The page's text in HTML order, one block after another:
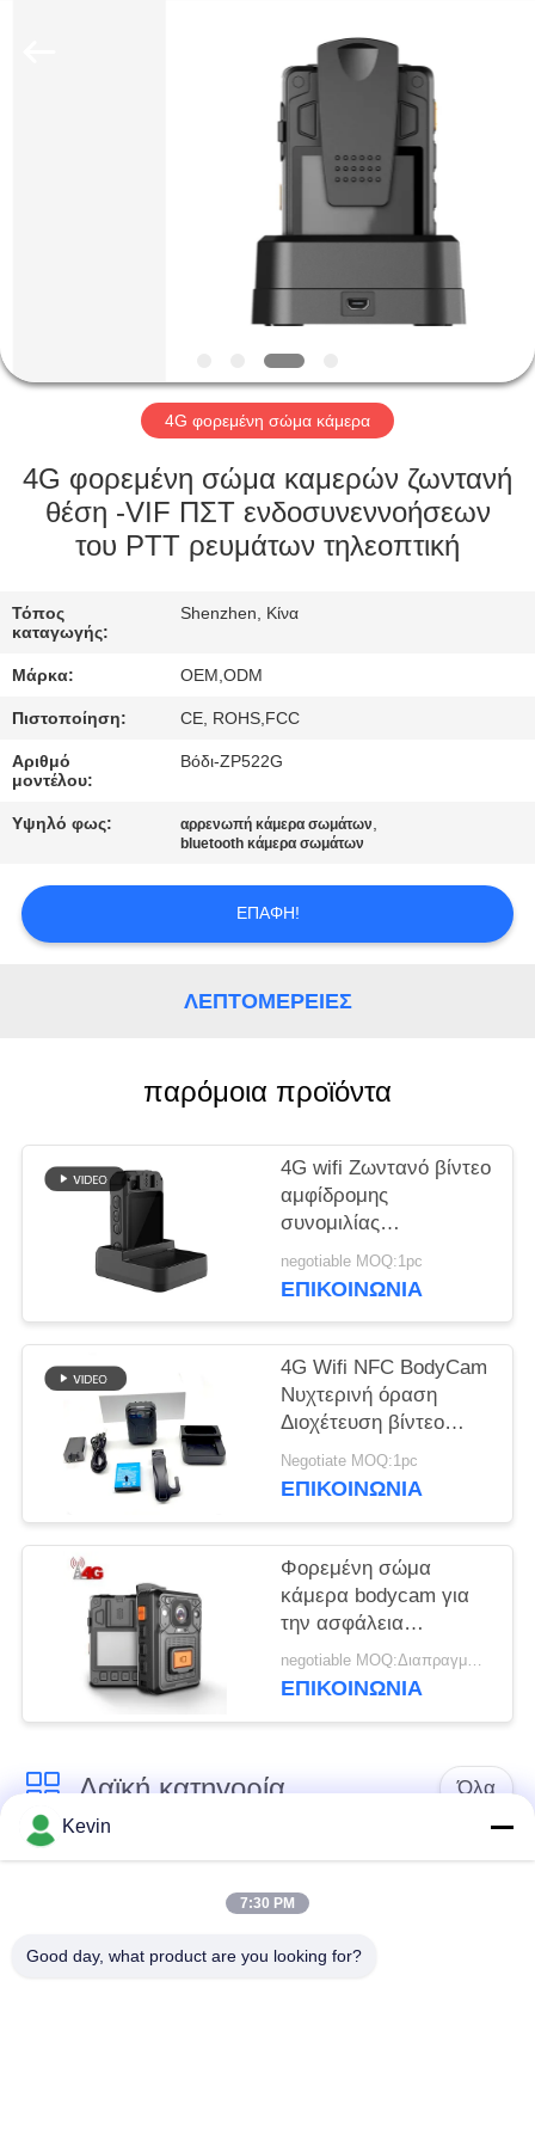
ΕΚΠΟΜΠΉ
VR
ΣΧΕΤΙΚΆ
ΜΕ
ΕΜΆΣ
ΕΠΙΣΚΈΨΕΙΣ
ΣΤΟ
ΈΛΕΓΧΟΣ
ΠΟΙΌΤΗΤΑΣ
ΕΠΙΚΟΙΝΩΝΉΣΤΕ
ΜΑΖΊ
ΥΠΟΘΈΣΕΙΣ
ΖΗΤΉΣΤΕ
ΜΙΑ
ΠΡΟΣΦΟΡΆ
SITEMAP
ΠΟΛΙΤΙΚΉ
ΑΠΟΡΡΉΤΟΥ
4G φορεμένη σώμα κάμερα
4G φορεμένη σώμα καμερών ζωντανή
θέση -VIF ΠΣΤ ενδοσυνεννοήσεων
του PTT ρευμάτων τηλεοπτική
Τόπος
καταγωγής:
Shenzhen, Κίνα
Μάρκα: OEM,ODM
Πιστοποίηση: CE, ROHS,FCC
Αριθμό
μοντέλου:
Βόδι-ZP522G
Υψηλό φως: αρρενωπή κάμερα σωμάτων,
bluetooth κάμερα σωμάτων
ΕΠΑΦΉ!
ΛΕΠΤΟΜΈΡΕΙΕΣ
παρόμοια προϊόντα
4G wifi Ζωντανό βίντεο
αμφίδρομης
συνομιλίας
καταγραφέας bodycam
για στρατιωτικά
μάχης
negotiable MOQ:1pc
ΕΠΙΚΟΙΝΩΝΊΑ
4G Wifi NFC BodyCam
Νυχτερινή όραση
Διοχέτευση βίντεο
ήχου επικοινωνίας
Negotiate MOQ:1pc
ΕΠΙΚΟΙΝΩΝΊΑ
Φορεμένη σώμα
κάμερα bodycam για
την ασφάλεια
πυροσβεστών
αστυνομίας Swat με
negotiable MOQ:Διαπραγματεύσιμος
ΕΠΙΚΟΙΝΩΝΊΑ
Λαϊκή κατηγορία Όλα
Φορεμένες
Κάμερες σώματος
αστυνομίας
4G φορεμένη σώμα
Κάμερα κρανών
Kevin
7:30 PM
Good day, what product are you looking for?